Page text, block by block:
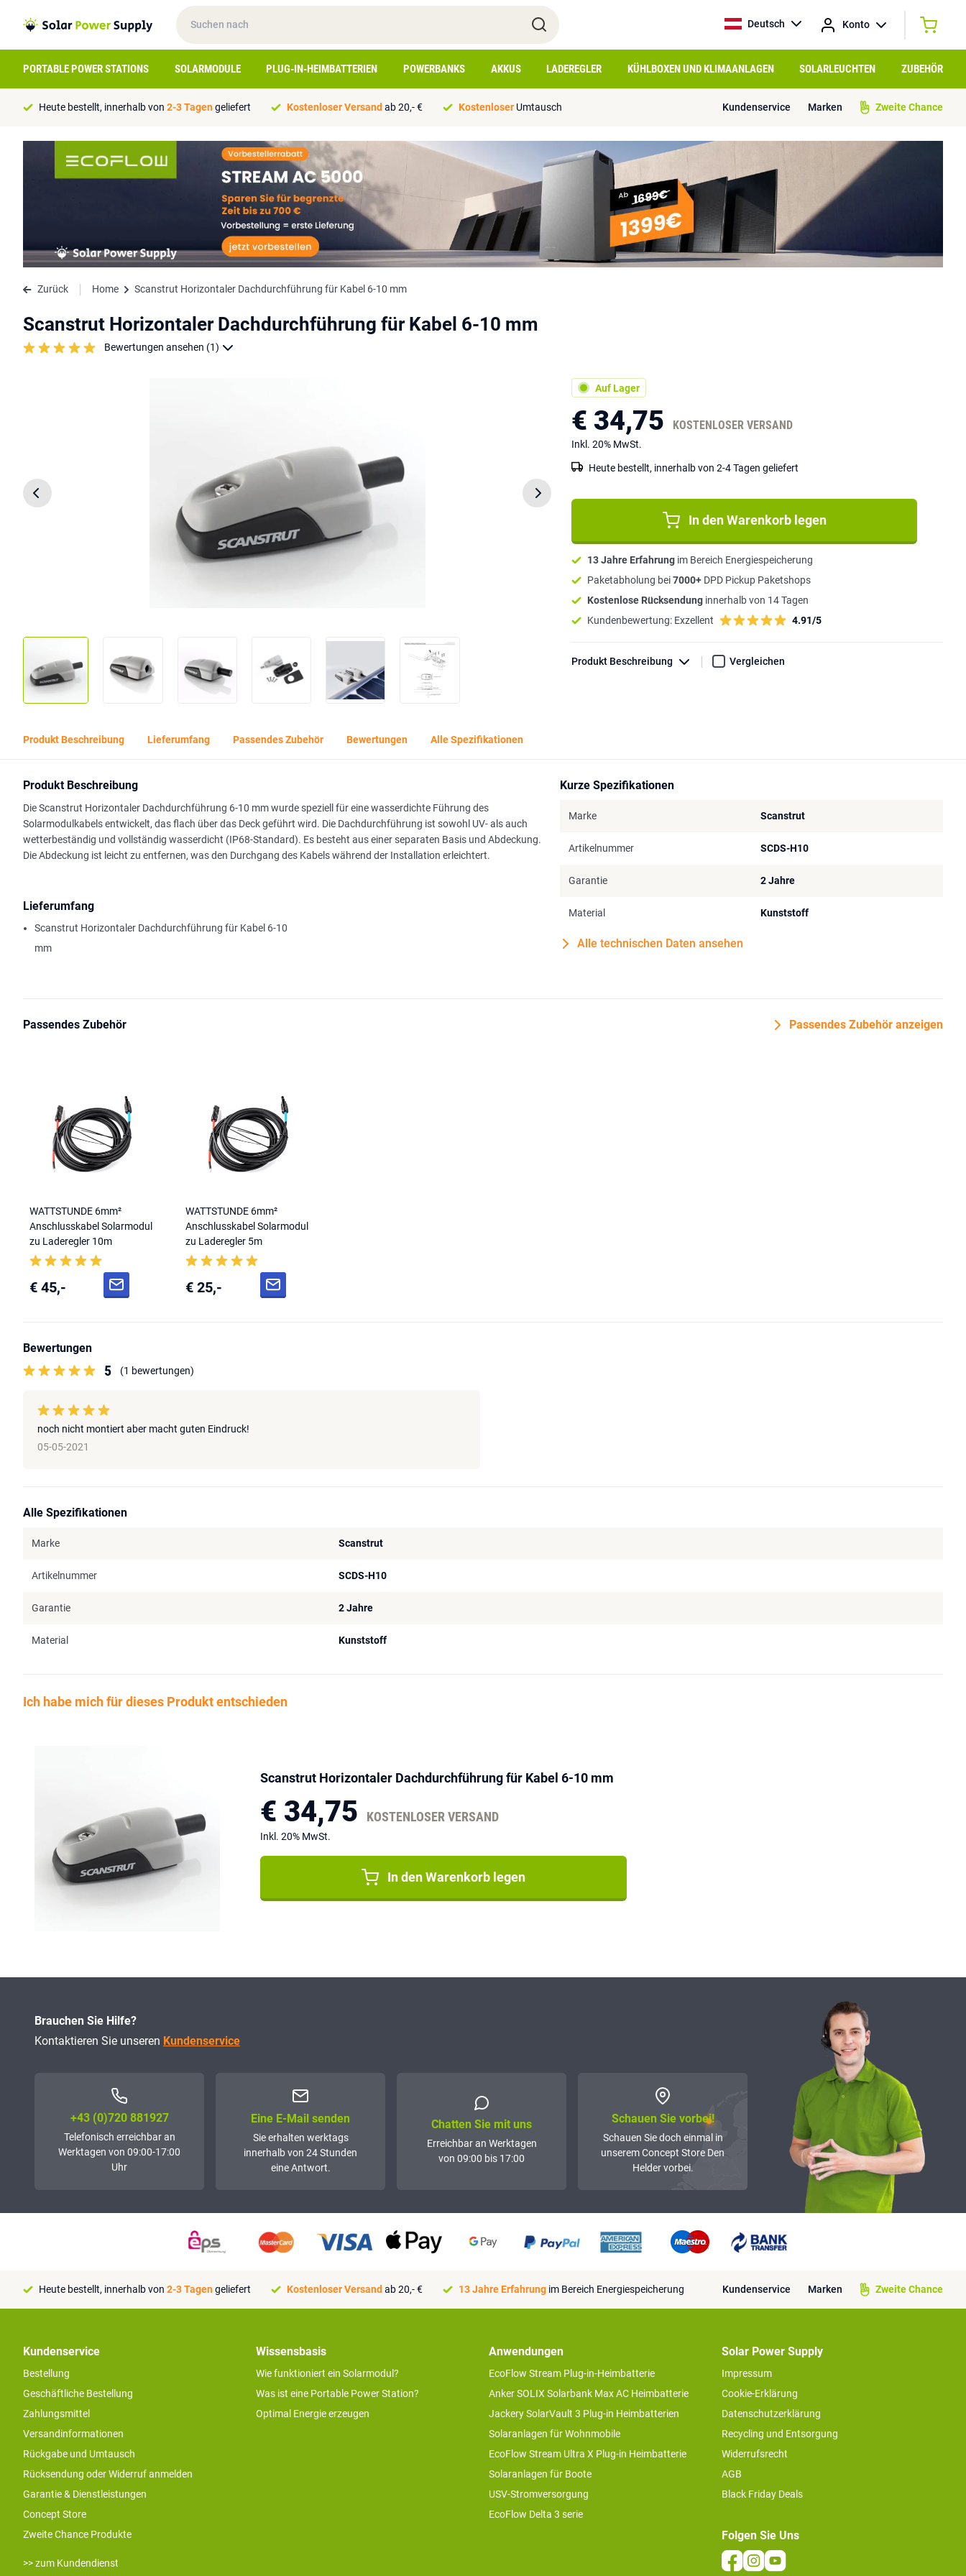
Deutsch Konto
PORTABLE POWER STATIONS SOLARMODULE PLUG-IN-HEIMBATTERIEN POWERBANKS AKKUS LADEREGLER KÜHLBOXEN UND KLIMAANLAGEN SOLARLEUCHTEN ZUBEHÖR
Heute bestellt, innerhalb von 2-3 Tagengeliefert Kostenloser Versand ab 20,- € Kostenloser Umtausch Kundenservice Marken Zweite Chance
Zurück Home Scanstrut Horizontaler Dachdurchführung für Kabel 6-10 mm
Scanstrut Horizontaler Dachdurchführung für Kabel 6-10 mm
Bewertungen ansehen (1)
Auf Lager
€ 34,75 KOSTENLOSER VERSAND
Inkl. 20% MwSt.
Heute bestellt, innerhalb von 2-4 Tagen geliefert
In den Warenkorb legen
13 Jahre Erfahrung im Bereich Energiespeicherung
Paketabholung bei7000+ DPD Pickup Paketshops
Kostenlose Rücksendung innerhalb von 14 Tagen
Kundenbewertung: Exzellent 4.91/5
Produkt Beschreibung Vergleichen
Produkt Beschreibung Lieferumfang Passendes Zubehör Bewertungen Alle Spezifikationen
Produkt Beschreibung
Die Scanstrut Horizontaler Dachdurchführung 6-10 mm wurde speziell für eine wasserdichte Führung des
Solarmodulkabels entwickelt, das flach über das Deck geführt wird. Die Dachdurchführung ist sowohl UV- als auch
wetterbeständig und vollständig wasserdicht (IP68-Standard). Es besteht aus einer separaten Basis und Abdeckung.
Die Abdeckung ist leicht zu entfernen, was den Durchgang des Kabels während der Installation erleichtert.
Lieferumfang
Scanstrut Horizontaler Dachdurchführung für Kabel 6-10
mm
Kurze Spezifikationen
Marke Scanstrut
Artikelnummer SCDS-H10
Garantie 2 Jahre
Material Kunststoff
Alle technischen Daten ansehen
Passendes Zubehör Passendes Zubehör anzeigen
WATTSTUNDE 6mm²
Anschlusskabel Solarmodul
zu Laderegler 10m
€ 45,-
WATTSTUNDE 6mm²
Anschlusskabel Solarmodul
zu Laderegler 5m
€ 25,-
Bewertungen
5 (1 bewertungen)
noch nicht montiert aber macht guten Eindruck!
05-05-2021
Alle Spezifikationen
Marke Scanstrut
Artikelnummer SCDS-H10
Garantie 2 Jahre
Material Kunststoff
Ich habe mich für dieses Produkt entschieden
Scanstrut Horizontaler Dachdurchführung für Kabel 6-10 mm
€ 34,75 KOSTENLOSER VERSAND
Inkl. 20% MwSt.
In den Warenkorb legen
Brauchen Sie Hilfe?
Kontaktieren Sie unseren Kundenservice
+43 (0)72­0 881927
Telefonisch erreichbar an
Werktagen von 09:00-17:00
Uhr
Eine E-Mail senden
Sie erhalten werktags
innerhalb von 24 Stunden
eine Antwort.
Chatten Sie mit uns
Erreichbar an Werktagen
von 09:00 bis 17:00
Schauen Sie vorbei!
Schauen Sie doch einmal in
unserem Concept Store Den
Helder vorbei.
Heute bestellt, innerhalb von 2-3 Tagengeliefert Kostenloser Versand ab 20,- € 13 Jahre Erfahrung im Bereich Energiespeicherung Kundenservice Marken Zweite Chance
Kundenservice
Bestellung
Geschäftliche Bestellung
Zahlungsmittel
Versandinformationen
Rückgabe und Umtausch
Rücksendung oder Widerruf anmelden
Garantie & Dienstleistungen
Concept Store
Zweite Chance Produkte
>> zum Kundendienst
Wissensbasis
Wie funktioniert ein Solarmodul?
Was ist eine Portable Power Station?
Optimal Energie erzeugen
Anwendungen
EcoFlow Stream Plug-in-Heimbatterie
Anker SOLIX Solarbank Max AC Heimbatterie
Jackery SolarVault 3 Plug-in Heimbatterien
Solaranlagen für Wohnmobile
EcoFlow Stream Ultra X Plug-in Heimbatterie
Solaranlagen für Boote
USV-Stromversorgung
EcoFlow Delta 3 serie
Solar Power Supply
Impressum
Cookie-Erklärung
Datenschutzerklärung
Recycling und Entsorgung
Widerrufsrecht
AGB
Black Friday Deals
Folgen Sie Uns